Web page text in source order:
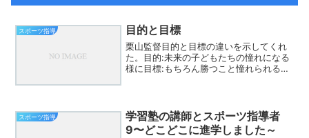
スポーツ指導 目的と目標
栗山監督目的と目標の違いを示してくれ
た。目的:未来の子どもたちの憧れになる
様に目標:もちろん勝つこと憧れられる人
何？はつらつとしてい...
スポーツ指導
学習塾の講師とスポーツ指導者
9〜どこどこに進学しました～